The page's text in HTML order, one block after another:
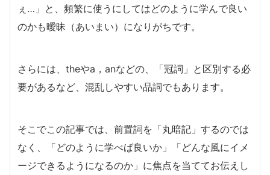
ぇ…」と、頻繁に使うにしてはどのように学んで良い
のかも曖昧（あいまい）になりがちです。
さらには、theやa，anなどの、「冠詞」と区別する必
要があるなど、混乱しやすい品詞でもあります。
そこでこの記事では、前置詞を「丸暗記」するのでは
なく、「どのように学べば良いか」「どんな風にイメ
ージできるようになるのか」に焦点を当ててお伝えし